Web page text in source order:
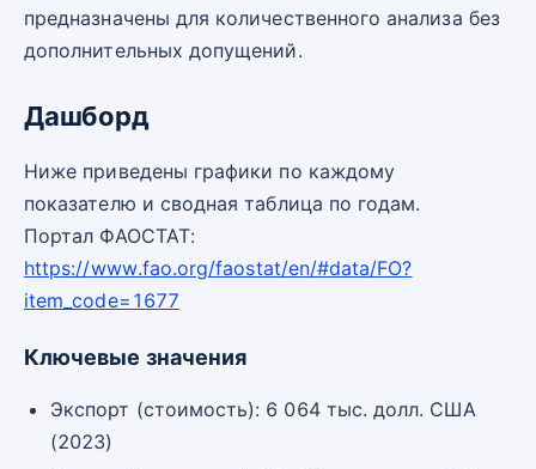
предназначены для количественного анализа без
дополнительных допущений.
Дашборд
Ниже приведены графики по каждому
показателю и сводная таблица по годам.
Портал ФАОСТАТ:
https://www.fao.org/faostat/en/#data/FO?
item_code=1677
Ключевые значения
Экспорт (стоимость): 6 064 тыс. долл. США
(2023)